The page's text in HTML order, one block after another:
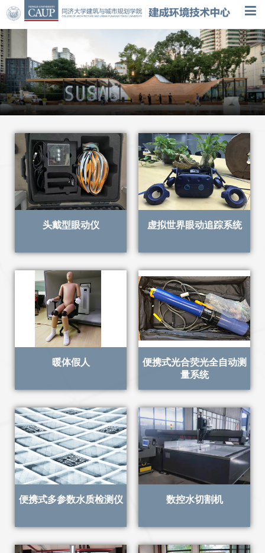
头戴型眼动仪 虚拟世界眼动追踪系统
暖体假人
便携式光合荧光全自动测
量系统
便携式多参数水质检测仪 数控水切割机